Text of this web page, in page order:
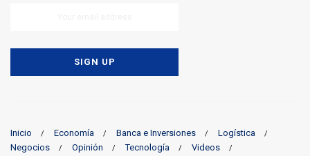
Inicio Economía Banca e Inversiones
Logística
Negocios
Opinión Tecnología Videos